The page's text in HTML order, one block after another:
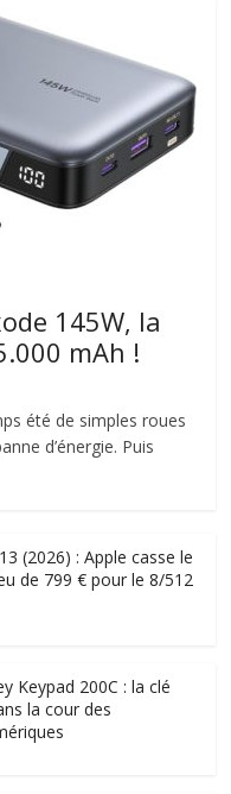
145W, la
mAh !
été de simples roues
d’énergie. Puis
(2026) : Apple casse le
de 799 € pour le 8/512
Keypad 200C : la clé
la cour des